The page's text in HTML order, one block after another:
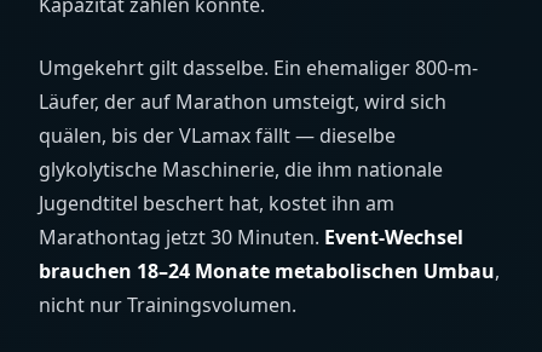
Umgekehrt gilt dasselbe. Ein ehemaliger 800-m-
Läufer, der auf Marathon umsteigt, wird sich
quälen, bis der VLamax fällt — dieselbe
glykolytische Maschinerie, die ihm nationale
Jugendtitel beschert hat, kostet ihn am
Marathontag jetzt 30 Minuten. Event-Wechsel
brauchen 18–24 Monate metabolischen Umbau,
nicht nur Trainingsvolumen.